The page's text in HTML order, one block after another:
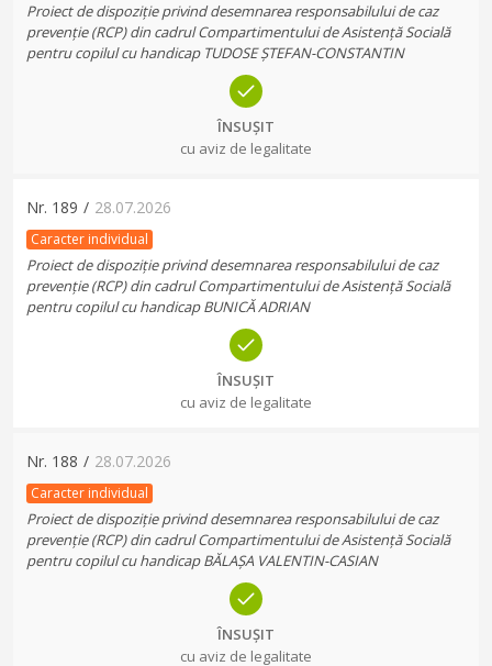
Proiect de dispoziție privind desemnarea responsabilului de caz
prevenție (RCP) din cadrul Compartimentului de Asistență Socială
pentru copilul cu handicap TUDOSE ȘTEFAN-CONSTANTIN
ÎNSUȘIT
cu aviz de legalitate
Nr. 189 / 28.07.2026
Caracter individual
Proiect de dispoziție privind desemnarea responsabilului de caz
prevenție (RCP) din cadrul Compartimentului de Asistență Socială
pentru copilul cu handicap BUNICĂ ADRIAN
ÎNSUȘIT
cu aviz de legalitate
Nr. 188 / 28.07.2026
Caracter individual
Proiect de dispoziție privind desemnarea responsabilului de caz
prevenție (RCP) din cadrul Compartimentului de Asistență Socială
pentru copilul cu handicap BĂLAȘA VALENTIN-CASIAN
ÎNSUȘIT
cu aviz de legalitate